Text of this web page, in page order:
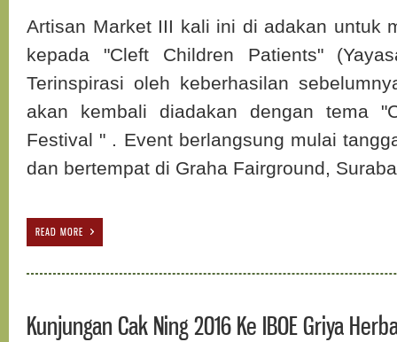
Artisan Market III kali ini di adakan untuk
kepada "Cleft Children Patients"
Terinspirasi oleh keberhasilan
akan kembali diadakan dengan tema
Festival " . Event berlangsung mulai
dan bertempat di Graha Fairground,
READ MORE
Kunjungan Cak Ning 2016 Ke IBOE Griya